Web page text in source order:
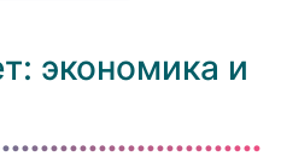
экономика и